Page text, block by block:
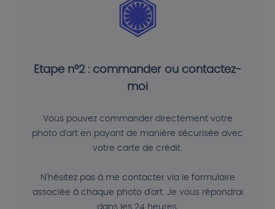
Etape n°2 : commander ou contactez-
moi
Vous pouvez commander directement votre
photo d'art en payant de manière sécurisée avec
votre carte de crédit.
N'hésitez pas à me contacter via le formulaire
associée à chaque photo d'art. Je vous répondrai
dans les 24 heures.